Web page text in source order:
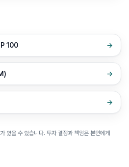
100 →
→
→
있을 수 있습니다. 투자 결정과 책임은 본인에게